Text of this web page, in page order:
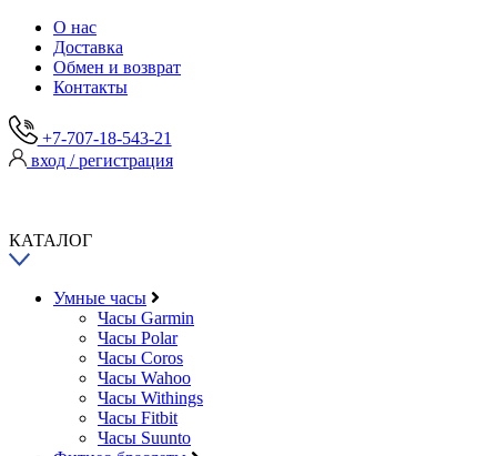
О нас
Доставка
Обмен и возврат
Контакты
+7-707-18-543-21
вход / регистрация
КАТАЛОГ
Умные часы
Часы Garmin
Часы Polar
Часы Coros
Часы Wahoo
Часы Withings
Часы Fitbit
Часы Suunto